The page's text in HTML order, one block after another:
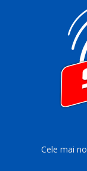
Cele mai